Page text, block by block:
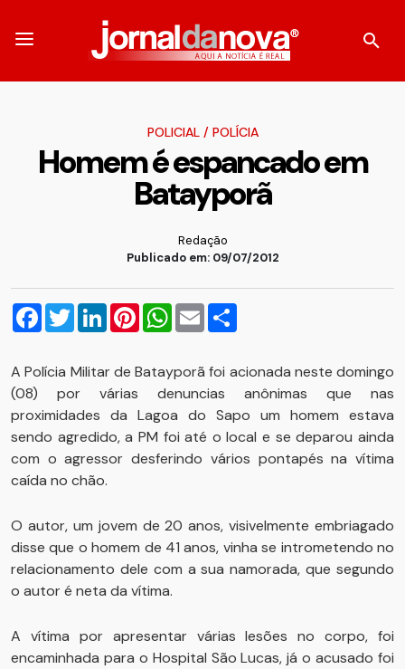
POLICIAL/ POLÍCIA
Homem é espancado em
Batayporã
Redação
Publicado em: 09/07/2012
Facebook
TwitterLinkedInPinterestWhatsApp
Email
A Polícia Militar de Batayporã foi acionada neste domingo
(08) por várias denuncias anônimas que nas
proximidades da Lagoa do Sapo um homem estava
sendo agredido, a PM foi até o local e se deparou ainda
com o agressor desferindo vários pontapés na vítima
caída no chão.
O autor, um jovem de 20 anos, visivelmente embriagado
disse que o homem de 41 anos, vinha se intrometendo no
relacionamento dele com a sua namorada, que segundo
o autor é neta da vítima.
A vítima por apresentar várias lesões no corpo, foi
encaminhada para o Hospital São Lucas, já o acusado foi